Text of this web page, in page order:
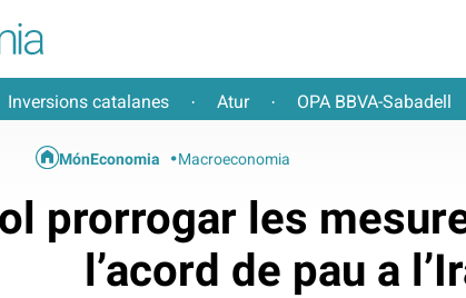
Inversions catalanes · Atur · OPA BBVA-Sabadell
MónEconomia Macroeconomia
prorrogar les
l’acord de pau a